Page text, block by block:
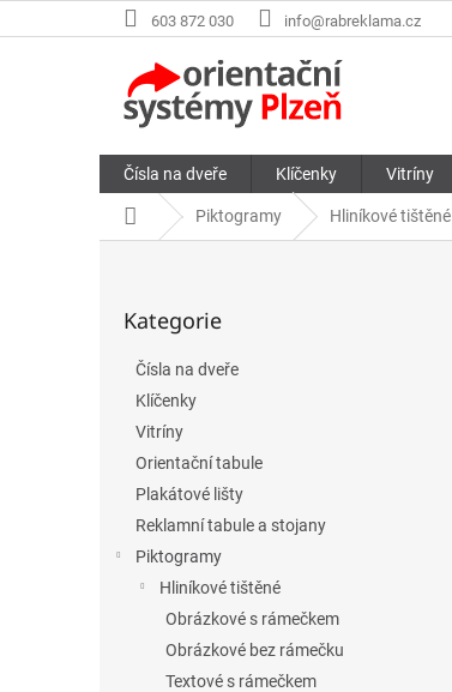
na
603 872 030 info@rabreklama.cz
Čísla na dveře Klíčenky Vitríny
Domů Piktogramy Hliníkové tištěné
kategorie
Kategorie
Čísla na dveře
Klíčenky
Vitríny
Orientační tabule
Plakátové lišty
Reklamní tabule a stojany
Piktogramy
Hliníkové tištěné
Obrázkové s rámečkem
Obrázkové bez rámečku
Textové s rámečkem